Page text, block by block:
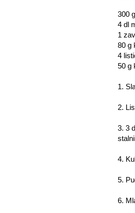
300
4 dl
1
80 g
4
50 g
1.
2.
3. 3
4.
5.
6.